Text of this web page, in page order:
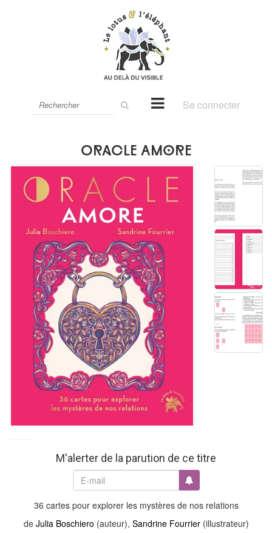
le
Se connecter
Oracle Amore
M'alerter de la parution de ce titre
36 cartes pour explorer les mystères de nos relations
de Julia Boschiero (auteur), Sandrine Fourrier(illustrateur)